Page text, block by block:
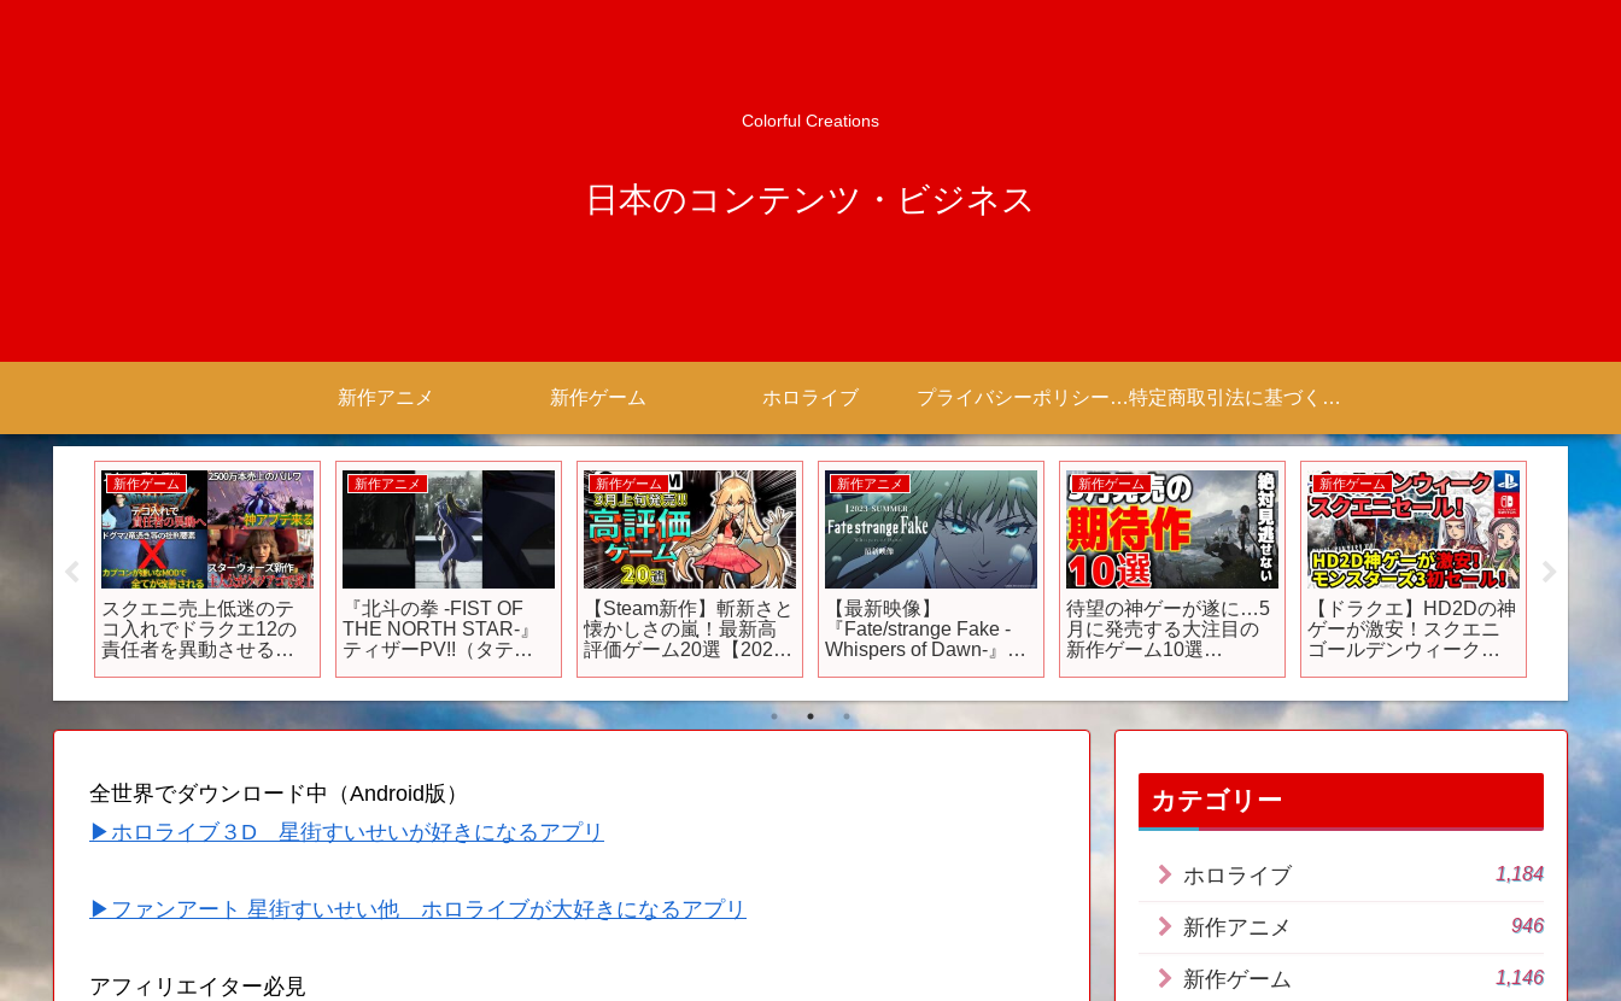
Colorful Creations
日本のコンテンツ・ビジネス
新作アニメ 新作ゲーム ホロライブ プライバシーポリシー 【Colorful Creation】 特定商取引法に基づく表記（商取引に関する開示）
新作ゲーム
スクエニ売上低迷のテ
コ入れでドラクエ12の
責任者を異動させる…
荒れる…ドグマ２カプ
コンの嫌いなMODで改
う
新作アニメ
『北斗の拳 -FIST OF
THE NORTH STAR-』
ティザーPV!!（タテ
新作ゲーム
【Steam新作】斬新さと
懐かしさの嵐！最新高
評価ゲーム20選【2024
新作アニメ
【最新映像】
『Fate/strange Fake -
Whispers of Dawn-』／
新作ゲーム
待望の神ゲーが遂に…5
月に発売する大注目の
新作ゲーム10選
新作ゲーム
【ドラクエ】HD2Dの神
ゲーが激安！スクエニ
ゴールデンウィークセ
に入れた
🎵
全世界でダウンロード中（Android版）
▶ホロライブ３D 星街すいせいが好きになるアプリ
▶ファンアート 星街すいせい他 ホロライブが大好きになるアプリ
アフィリエイター必見
カテゴリー
ホロライブ 1,184
新作アニメ 946
新作ゲーム 1,146